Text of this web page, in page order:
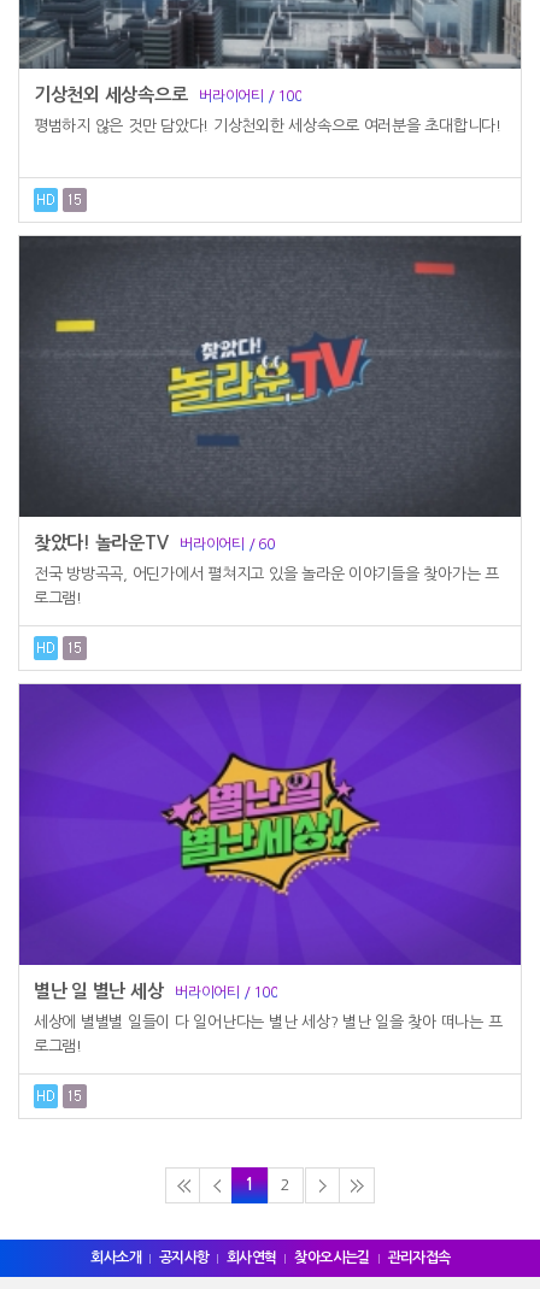
기상천외 세상속으로 버라이어티 / 100
평범하지 않은 것만 담았다! 기상천외한 세상속으로 여러분을 초대합니다!
찾았다! 놀라운TV 버라이어티 / 60
전국 방방곡곡, 어딘가에서 펼쳐지고 있을 놀라운 이야기들을 찾아가는 프
로그램!
별난 일 별난 세상 버라이어티 / 100
세상에 별별별 일들이 다 일어난다는 별난 세상? 별난 일을 찾아 떠나는 프
로그램!
1 2
회사소개 공지사항 회사연혁 찾아오시는길 관리자접속